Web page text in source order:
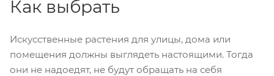
Как выбрать
Искусственные растения для улицы, дома или
помещения должны выглядеть настоящими. Тогда
они не надоедят, не будут обращать на себя